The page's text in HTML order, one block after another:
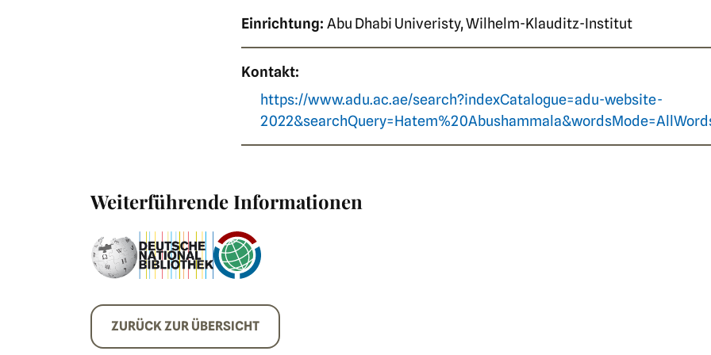
Einrichtung: Abu Dhabi Univeristy, Wilhelm-Klauditz-Institut
Kontakt:
https://www.adu.ac.ae/search?indexCatalogue=adu-website-
Weiterführende Informationen
ZURÜCK ZUR ÜBERSICHT